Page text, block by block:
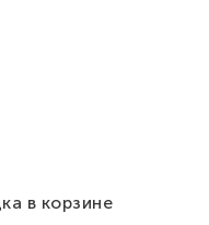
в корзине